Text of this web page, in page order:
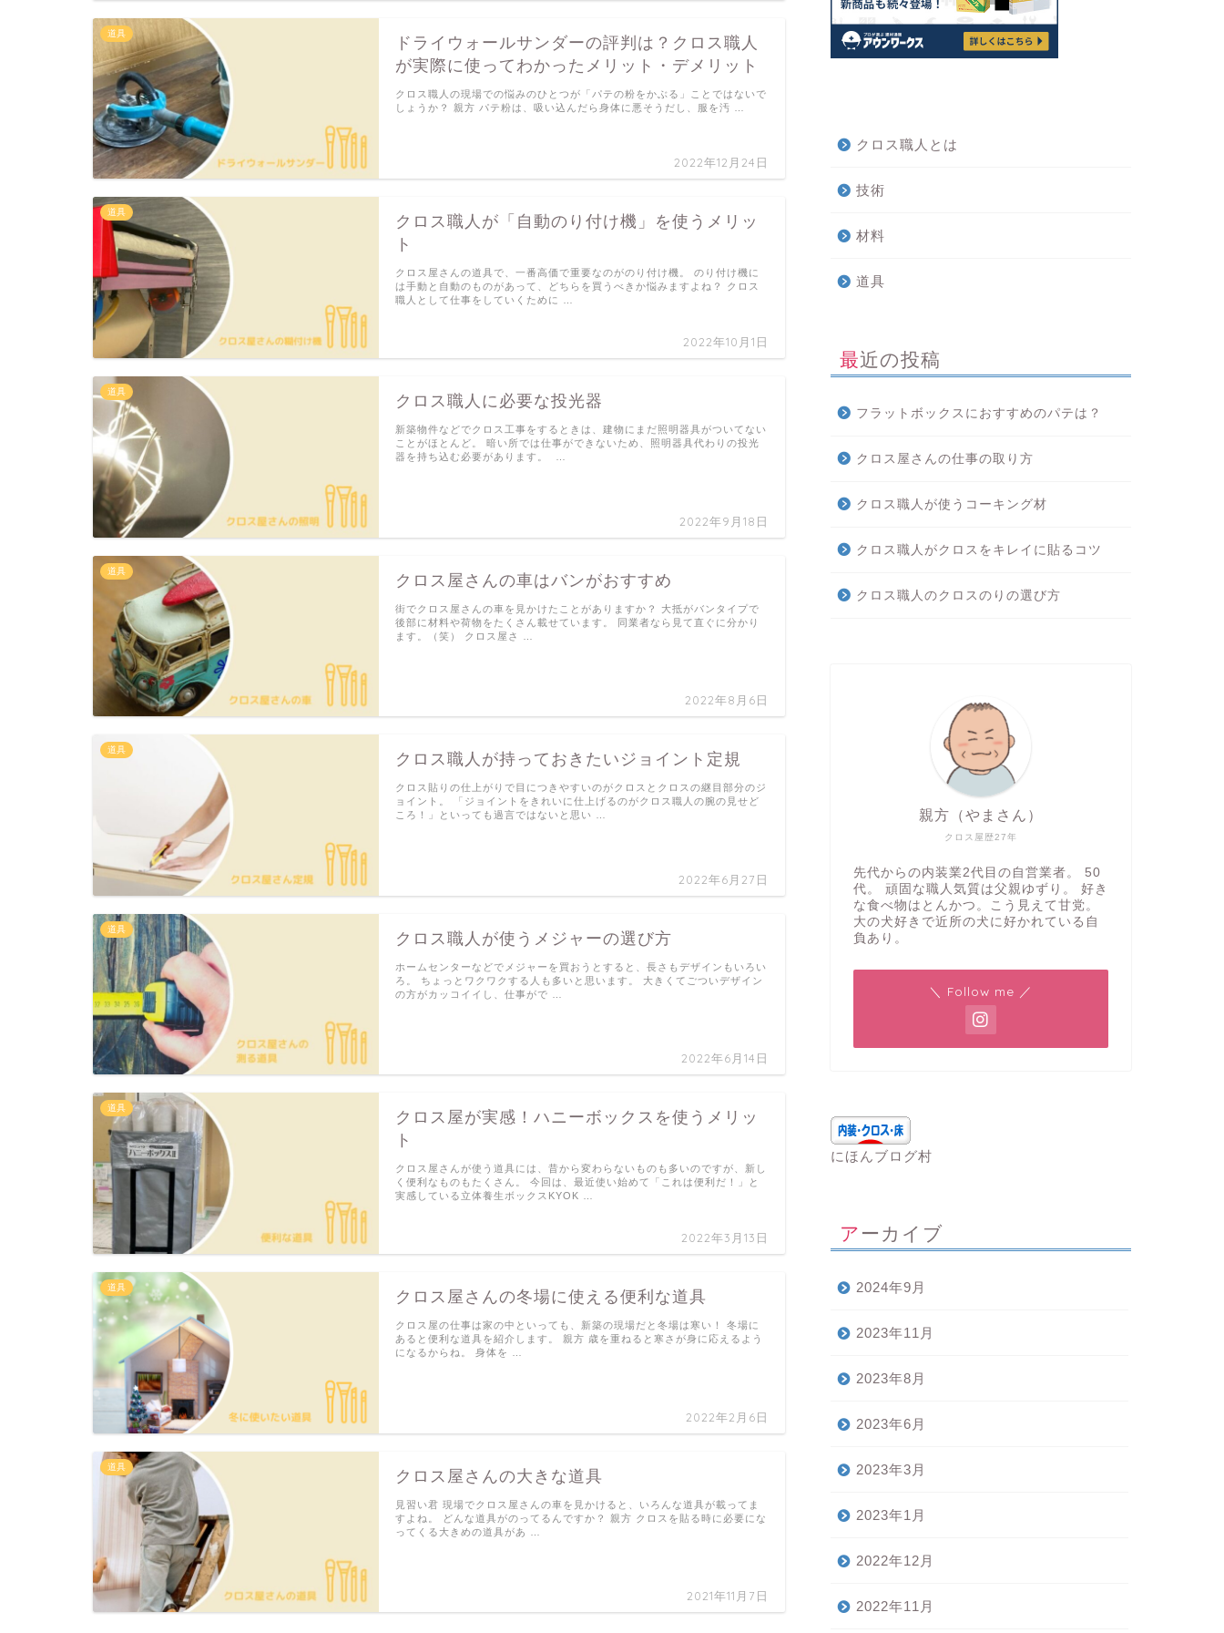
道具
ドライウォールサンダーの評判は？クロス職人
が実際に使ってわかったメリット・デメリット
2022年12月24日
クロス職人の現場での悩みのひとつが「パテの粉をかぶる」ことではないで
しょうか？ 親方 パテ粉は、吸い込んだら身体に悪そうだし、服を汚 …
道具
クロス職人が「自動のり付け機」を使うメリッ
ト
2022年10月1日
クロス屋さんの道具で、一番高価で重要なのがのり付け機。 のり付け機に
は手動と自動のものがあって、どちらを買うべきか悩みますよね？ クロス
職人として仕事をしていくために …
道具
クロス職人に必要な投光器
2022年9月18日
新築物件などでクロス工事をするときは、建物にまだ照明器具がついてない
ことがほとんど。 暗い所では仕事ができないため、照明器具代わりの投光
器を持ち込む必要があります。 …
道具
クロス屋さんの車はバンがおすすめ
2022年8月6日
街でクロス屋さんの車を見かけたことがありますか？ 大抵がバンタイプで
後部に材料や荷物をたくさん載せています。 同業者なら見て直ぐに分かり
ます。（笑） クロス屋さ …
道具
クロス職人が持っておきたいジョイント定規
2022年6月27日
クロス貼りの仕上がりで目につきやすいのがクロスとクロスの継目部分のジ
ョイント。 「ジョイントをきれいに仕上げるのがクロス職人の腕の見せど
ころ！」といっても過言ではないと思い …
道具
クロス職人が使うメジャーの選び方
2022年6月14日
ホームセンターなどでメジャーを買おうとすると、長さもデザインもいろい
ろ。 ちょっとワクワクする人も多いと思います。 大きくてごついデザイン
の方がカッコイイし、仕事がで …
道具
クロス屋が実感！ハニーボックスを使うメリッ
ト
2022年3月13日
クロス屋さんが使う道具には、昔から変わらないものも多いのですが、新し
く便利なものもたくさん。 今回は、最近使い始めて「これは便利だ！」と
実感している立体養生ボックスKYOK …
道具
クロス屋さんの冬場に使える便利な道具
2022年2月6日
クロス屋の仕事は家の中といっても、新築の現場だと冬場は寒い！ 冬場に
あると便利な道具を紹介します。 親方 歳を重ねると寒さが身に応えるよう
になるからね。 身体を …
道具
クロス屋さんの大きな道具
2021年11月7日
見習い君 現場でクロス屋さんの車を見かけると、いろんな道具が載ってま
すよね。 どんな道具がのってるんですか？ 親方 クロスを貼る時に必要にな
ってくる大きめの道具があ …
クロス職人とは
技術
材料
道具
最近の投稿
フラットボックスにおすすめのパテは？
クロス屋さんの仕事の取り方
クロス職人が使うコーキング材
クロス職人がクロスをキレイに貼るコツ
クロス職人のクロスのりの選び方
クロス屋歴27年
親方（やまさん）
先代からの内装業2代目の自営業者。 50
代。 頑固な職人気質は父親ゆずり。 好き
な食べ物はとんかつ。こう見えて甘党。
大の犬好きで近所の犬に好かれている自
負あり。
＼ Follow me ／
にほんブログ村
アーカイブ
2024年9月
2023年11月
2023年8月
2023年6月
2023年3月
2023年1月
2022年12月
2022年11月